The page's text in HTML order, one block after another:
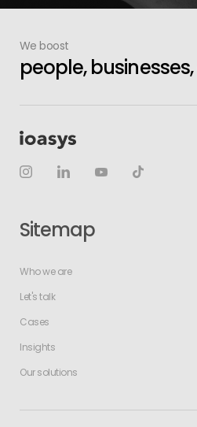
We boost
people, businesses,
Sitemap
Who we are
Let's talk
Cases
Insights
Our solutions